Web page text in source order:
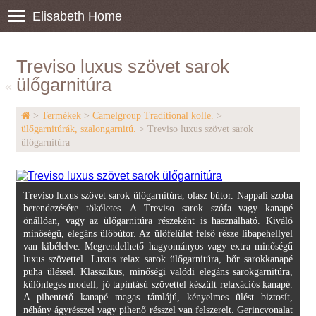
Elisabeth Home
Treviso luxus szövet sarok
ülőgarnitúra
«
> Termékek > Camelgroup Traditional kolle. >
ülőgarnitúrák, szalongarnitú.
> Treviso luxus szövet sarok
ülőgarnitúra
Treviso luxus szövet sarok ülőgarnitúra, olasz bútor. Nappali szoba
berendezésére tökéletes. A Treviso sarok szófa vagy kanapé
önállóan, vagy az ülőgarnitúra részeként is használható. Kiváló
minőségű, elegáns ülőbútor. Az ülőfelület felső része libapehellyel
van kibélelve. Megrendelhető hagyományos vagy extra minőségű
luxus szövettel. Luxus relax sarok ülőgarnitúra, bőr sarokkanapé
puha üléssel. Klasszikus, minőségi valódi elegáns sarokgarnitúra,
különleges modell, jó tapintású szövettel készült relaxációs kanapé.
A pihentető kanapé magas támlájú, kényelmes ülést biztosít,
néhány ágyrésszel vagy pihenő résszel van felszerelt. Gerincvonalat